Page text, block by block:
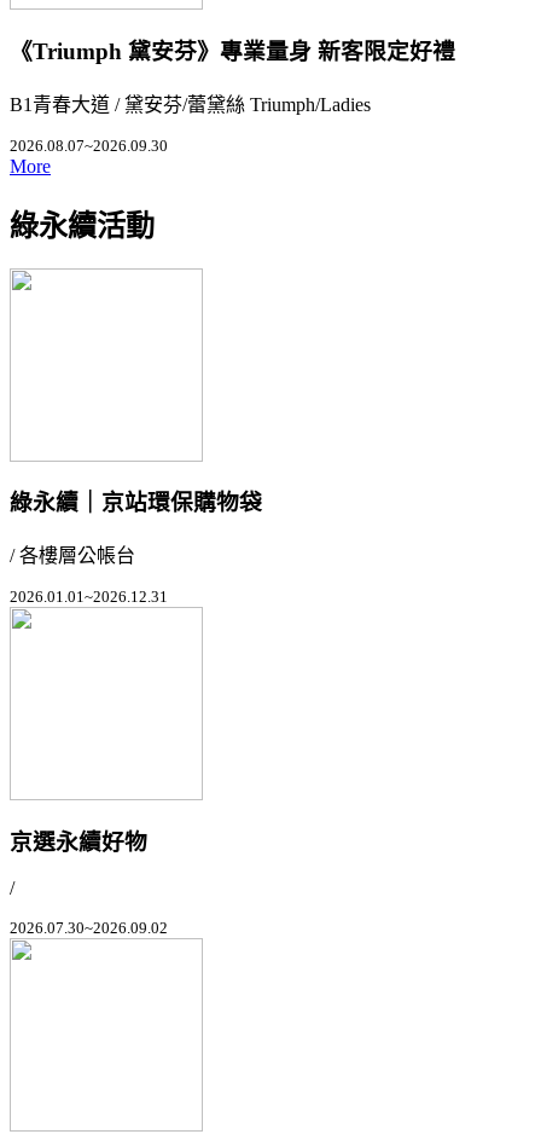
《Triumph 黛安芬》專業量身 新客限定好禮
B1青春大道 / 黛安芬/蕾黛絲 Triumph/Ladies
2026.08.07~2026.09.30
More
綠永續活動
綠永續｜京站環保購物袋
/ 各樓層公帳台
2026.01.01~2026.12.31
京選永續好物
/
2026.07.30~2026.09.02